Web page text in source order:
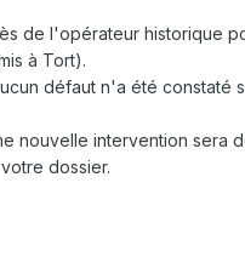
de l'opérateur historique
à Tort).
défaut n'a été constaté
nouvelle intervention sera
dossier.